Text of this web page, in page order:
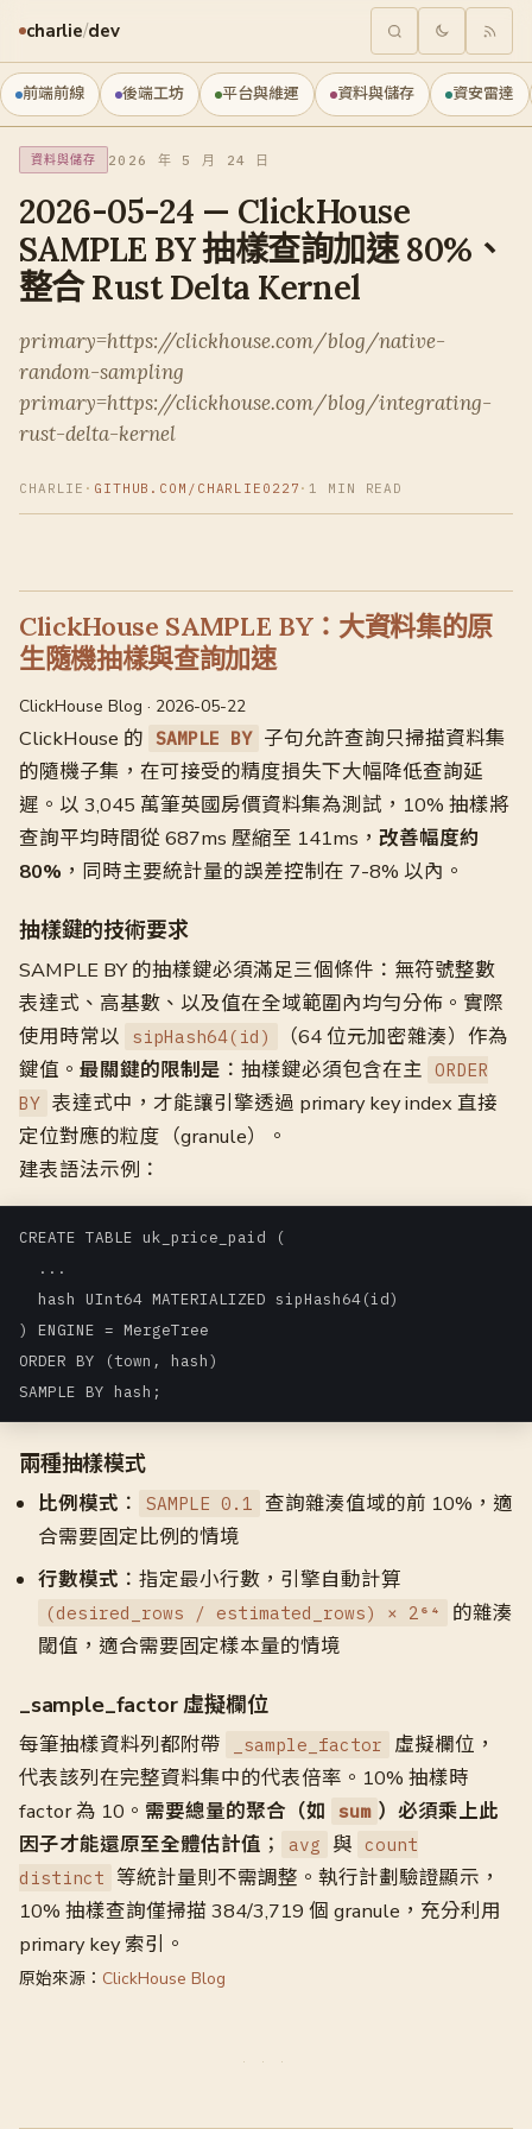
charlie/dev
前端前線 後端工坊 平台與維運 資料與儲存 資安雷達
資料與儲存 2026 年 5 月 24 日
2026-05-24 — ClickHouse
SAMPLE BY 抽樣查詢加速 80%、
整合 Rust Delta Kernel
primary=https://clickhouse.com/blog/native-
random-sampling
primary=https://clickhouse.com/blog/integrating-
rust-delta-kernel
CHARLIE · GITHUB.COM/CHARLIE0227 · 1 MIN READ
ClickHouse SAMPLE BY：大資料集的原
生隨機抽樣與查詢加速
ClickHouse Blog · 2026-05-22
ClickHouse 的 SAMPLE BY 子句允許查詢只掃描資料集
的隨機子集，在可接受的精度損失下大幅降低查詢延
遲。以 3,045 萬筆英國房價資料集為測試，10% 抽樣將
查詢平均時間從 687ms 壓縮至 141ms， 改善幅度約
80% ，同時主要統計量的誤差控制在 7-8% 以內。
抽樣鍵的技術要求
SAMPLE BY 的抽樣鍵必須滿足三個條件：無符號整數
表達式、高基數、以及值在全域範圍內均勻分佈。實際
使用時常以
sipHash64(id)
（64 位元加密雜湊）作為
鍵值。 最關鍵的限制是 ：抽樣鍵必須包含在主 ORDER
BY 表達式中，才能讓引擎透過 primary key index 直接
定位對應的粒度（granule）。
建表語法示例：
CREATE TABLE uk_price_paid (
  ...
  hash UInt64 MATERIALIZED sipHash64(id)
) ENGINE = MergeTree
ORDER BY (town, hash)
SAMPLE BY hash;
兩種抽樣模式
比例模式 ： SAMPLE 0.1
查詢雜湊值域的前 10%，適
合需要固定比例的情境
行數模式 ：指定最小行數，引擎自動計算
(desired_rows / estimated_rows) × 2⁶⁴
的雜湊
閾值，適合需要固定樣本量的情境
_sample_factor 虛擬欄位
每筆抽樣資料列都附帶 _sample_factor
虛擬欄位，
代表該列在完整資料集中的代表倍率。10% 抽樣時
factor 為 10。 需要總量的聚合（如 sum ）必須乘上此
因子才能還原至全體估計值 ； avg 與
count
distinct
等統計量則不需調整。執行計劃驗證顯示，
10% 抽樣查詢僅掃描 384/3,719 個 granule，充分利用
primary key 索引。
原始來源： ClickHouse Blog